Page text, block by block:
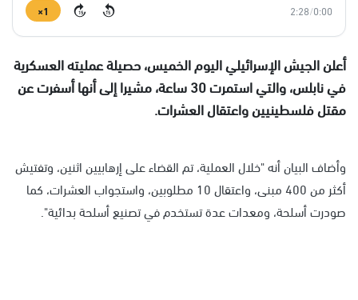
0:00
/
2:28
15
15
1×
أعلن الجيش الإسرائيلي اليوم الخميس، حصيلة عمليته العسكرية
في نابلس، والتي استمرت 30 ساعة، مشيرا إلى أنها أسفرت عن
مقتل فلسطينيين واعتقال العشرات.
وأضاف البيان أنه "خلال العملية، تم القضاء على إرهابيين اثنين، وتفتيش
أكثر من 400 مبنى، واعتقال 10 مطلوبين، واستجواب العشرات، كما
صودرت أسلحة، ومعدات عدة تستخدم في تصنيع أسلحة بدائية".